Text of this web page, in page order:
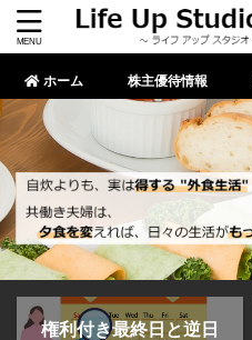
ホーム 株主優待情報
権利付き最終日と逆日